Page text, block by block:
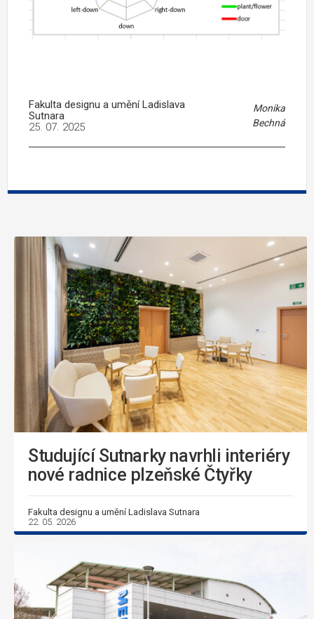
Fakulta designu a umění Ladislava
Sutnara
Monika
Bechná
25. 07. 2025
Studující Sutnarky navrhli interiéry
nové radnice plzeňské Čtyřky
Fakulta designu a umění Ladislava Sutnara
22. 05. 2026